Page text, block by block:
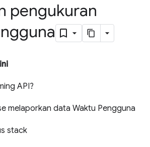
pengukuran
API?
melaporkan data Waktu Pengguna
stack